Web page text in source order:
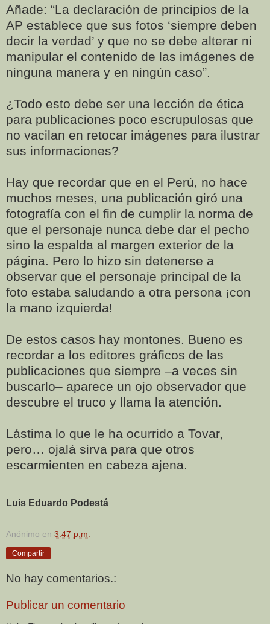
Añade: “La declaración de principios de la
AP establece que sus fotos ‘siempre deben
decir la verdad’ y que no se debe alterar ni
manipular el contenido de las imágenes de
ninguna manera y en ningún caso”.
¿Todo esto debe ser una lección de ética
para publicaciones poco escrupulosas que
no vacilan en retocar imágenes para ilustrar
sus informaciones?
Hay que recordar que en el Perú, no hace
muchos meses, una publicación giró una
fotografía con el fin de cumplir la norma de
que el personaje nunca debe dar el pecho
sino la espalda al margen exterior de la
página. Pero lo hizo sin detenerse a
observar que el personaje principal de la
foto estaba saludando a otra persona ¡con
la mano izquierda!
De estos casos hay montones. Bueno es
recordar a los editores gráficos de las
publicaciones que siempre –a veces sin
buscarlo– aparece un ojo observador que
descubre el truco y llama la atención.
Lástima lo que le ha ocurrido a Tovar,
pero… ojalá sirva para que otros
escarmienten en cabeza ajena.
Luis Eduardo Podestá
Anónimo en 3:47 p.m.
Compartir
No hay comentarios.:
Publicar un comentario